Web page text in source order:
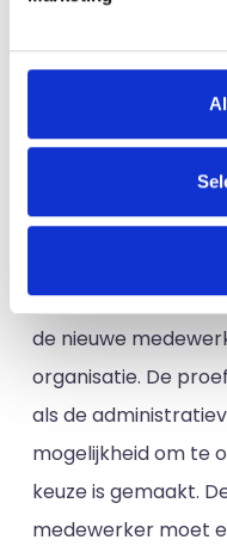
Voor de functie-
iemand in
administratief
groot ander
gaat werken, krijgt
ingewerkt en krijgt
veel ruimte om
de nieuwe
organisatie. De
als de
mogelijkheid om te
keuze is gemaakt.
medewerker moet